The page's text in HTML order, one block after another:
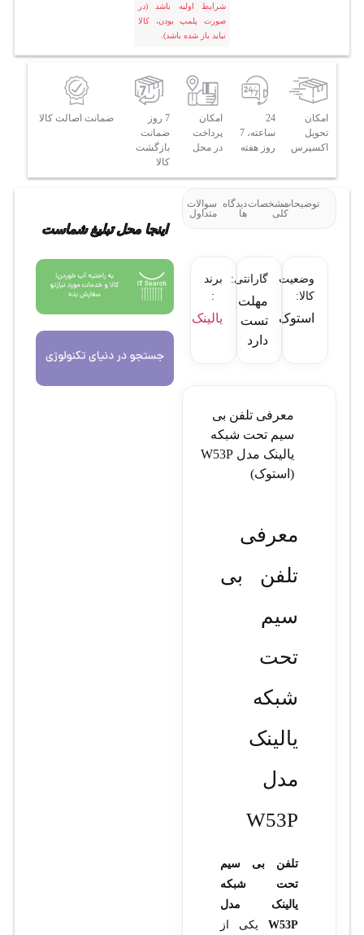
شرایط اولیه باشد (در
صورت پلمپ بودن، کالا
نباید باز شده باشد).
امکان
تحویل
اکسپرس
24
ساعته، 7
روز هفته
امکان
پرداخت
در محل
7 روز
ضمانت
بازگشت
کالا
ضمانت اصالت کالا
توضیحاتمشخصات
کلی
دیدگاه
ها
سوالات
متداول
وضعیت
کالا:
استوک
گارانتی:
مهلت
تست
دارد
برند
:
یالینک
معرفی تلفن بی
سیم تحت شبکه
یالینک مدل W53P
(استوک)
معرفی
تلفن بی‌
سیم
تحت
شبکه
یالینک
مدل
W53P
تلفن بی‌ سیم
تحت شبکه
یالینک مدل
W53Pیکی از
اینجا محل تبلیغ شماست